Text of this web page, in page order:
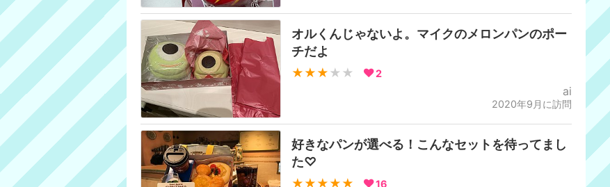
オルくんじゃないよ。マイクのメロンパンのポー
チだよ
★★★ ★★ 2
ai
2020年9月に訪問
好きなパンが選べる！こんなセットを待ってまし
た♡
★★★★★ 16